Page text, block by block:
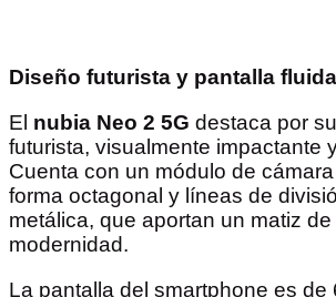
Diseño futurista y pantalla fluida
El nubia Neo 2 5G destaca por
futurista, visualmente impactante
Cuenta con un módulo de
forma octagonal y líneas de
metálica, que aportan un matiz
modernidad.
La pantalla del smartphone es de